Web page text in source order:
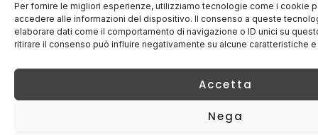
Per fornire le migliori esperienze, utilizziamo tecnologie come i cookie
accedere alle informazioni del dispositivo. Il consenso a queste
elaborare dati come il comportamento di navigazione o ID unici su
ritirare il consenso può influire negativamente su alcune caratteristiche
Accetta
Nega